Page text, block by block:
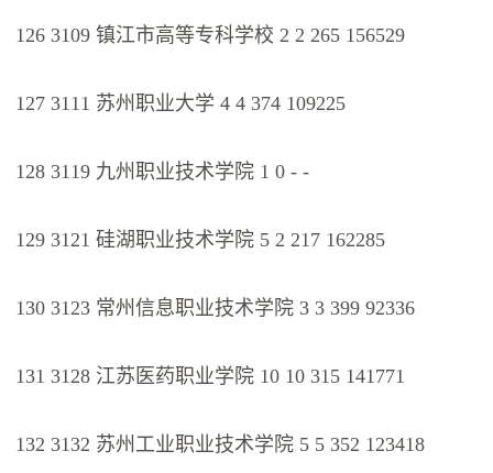
126 3109 镇江市高等专科学校 2 2 265 156529
127 3111 苏州职业大学 4 4 374 109225
128 3119 九州职业技术学院 1 0 - -
129 3121 硅湖职业技术学院 5 2 217 162285
130 3123 常州信息职业技术学院 3 3 399 92336
131 3128 江苏医药职业学院 10 10 315 141771
132 3132 苏州工业职业技术学院 5 5 352 123418